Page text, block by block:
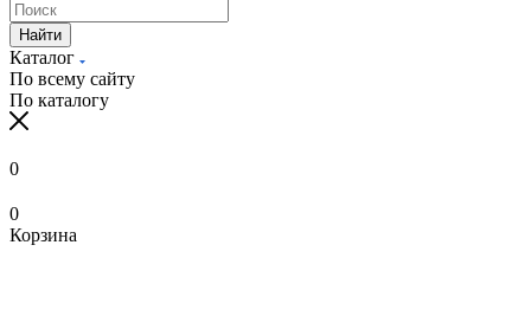
Найти
Каталог
По всему сайту
По каталогу
0
0
Корзина